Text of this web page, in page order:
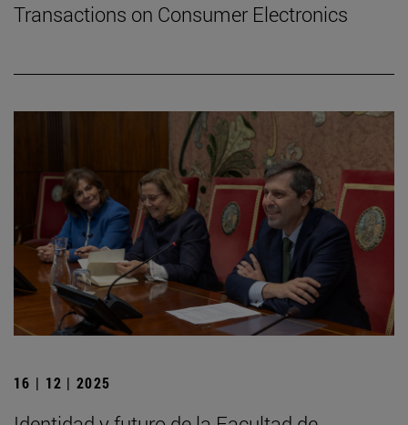
Transactions on Consumer Electronics
16 | 12 | 2025